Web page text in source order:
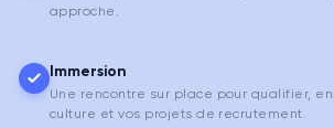
approche.
Immersion
Une rencontre sur place pour qualifier,
culture et vos projets de recrutement.